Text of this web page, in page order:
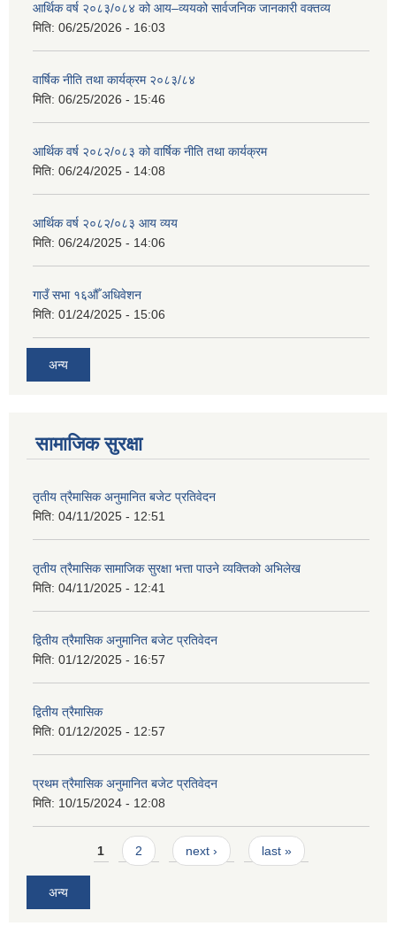
आर्थिक वर्ष २०८३/०८४ को आय–व्ययको सार्वजनिक जानकारी वक्तव्य
मिति: 06/25/2026 - 16:03
वार्षिक नीति तथा कार्यक्रम २०८३/८४
मिति: 06/25/2026 - 15:46
आर्थिक वर्ष २०८२/०८३ को वार्षिक नीति तथा कार्यक्रम
मिति: 06/24/2025 - 14:08
आर्थिक वर्ष २०८२/०८३ आय व्यय
मिति: 06/24/2025 - 14:06
गाउँ सभा १६औँ अधिवेशन
मिति: 01/24/2025 - 15:06
अन्य
सामाजिक सुरक्षा
तृतीय त्रैमासिक अनुमानित बजेट प्रतिवेदन
मिति: 04/11/2025 - 12:51
तृतीय त्रैमासिक सामाजिक सुरक्षा भत्ता पाउने व्यक्तिको अभिलेख
मिति: 04/11/2025 - 12:41
द्वितीय त्रैमासिक अनुमानित बजेट प्रतिवेदन
मिति: 01/12/2025 - 16:57
द्वितीय त्रैमासिक
मिति: 01/12/2025 - 12:57
प्रथम त्रैमासिक अनुमानित बजेट प्रतिवेदन
मिति: 10/15/2024 - 12:08
Pages1 2 next › last »
अन्य